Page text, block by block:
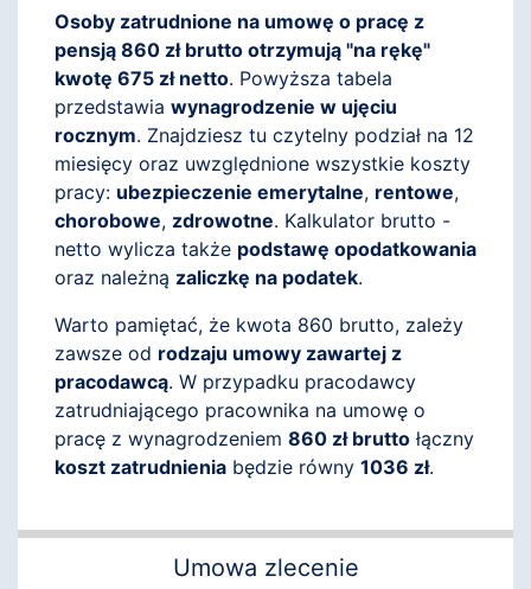
Umowa zlecenie
Osoby zatrudnione na umowę o pracę z
pensją 860 zł brutto otrzymują "na rękę"
kwotę 675 zł netto. Powyższa tabela
przedstawia wynagrodzenie w ujęciu
rocznym. Znajdziesz tu czytelny podział na 12
miesięcy oraz uwzględnione wszystkie koszty
pracy: ubezpieczenie emerytalne, rentowe,
chorobowe, zdrowotne. Kalkulator brutto -
netto wylicza także podstawę opodatkowania
oraz należną zaliczkę na podatek.
Warto pamiętać, że kwota 860 brutto, zależy
zawsze od rodzaju umowy zawartej z
pracodawcą. W przypadku pracodawcy
zatrudniającego pracownika na umowę o
pracę z wynagrodzeniem 860 zł brutto łączny
koszt zatrudnienia będzie równy 1036 zł.